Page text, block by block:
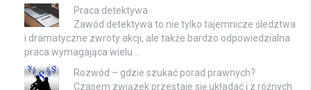
Praca detektywa
Zawód detektywa to nie tylko tajemnicze śledztwa
i dramatyczne zwroty akcji, ale także bardzo odpowiedzialna
praca wymagająca wielu …
Rozwód – gdzie szukać porad prawnych?
Czasem związek przestaje się układać i z różnych